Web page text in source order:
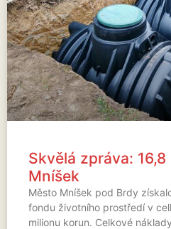
Skvělá zpráva:
Mníšek
Město Mníšek pod Brdy
fondu životního prostředí v
milionu korun. Celkové